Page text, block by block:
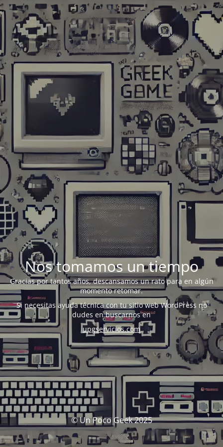
Nos tomamos un tiempo
Gracias por tantos años, descansamos un rato para en algún
momento retomar.
Si necesitas ayuda técnica con tu sitio web WordPress no
dudes en buscarnos en
upgservicios.com
© Un Poco Geek 2025